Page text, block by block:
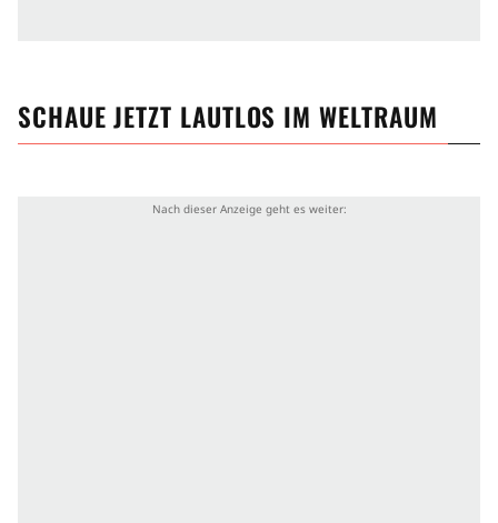
SCHAUE JETZT LAUTLOS IM WELTRAUM